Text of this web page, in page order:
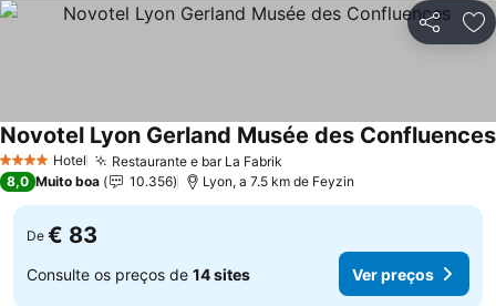
Partilhar
4 EstrelasHotel Restaurante e bar La Fabrik
Novotel Lyon Gerland Musée des Confluences
8,0 Muito boa 10.356 Lyon, a 7.5 km de Feyzin
De € 83
Consulte os preços de 14 sites Ver preços